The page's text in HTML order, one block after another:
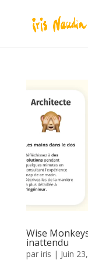
Wise
inattendu
par iris | Juin